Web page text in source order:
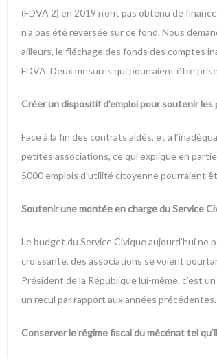
(FDVA 2) en 2019 n’ont pas obtenu de
n’a pas été reversée sur ce fond. Nous
ailleurs, le fléchage des fonds des comptes
FDVA. Deux mesures qui pourraient être
Créer un dispositif d’emploi pour soutenir
Face à la fin des contrats aidés, et à
petites associations, ce qui explique en
5000 emplois d’utilité citoyenne pourraient
Soutenir une montée en charge du Service
Le budget du Service Civique aujourd’hui ne
croissante, des associations se voient
Président de la République lui-même, c’est
un recul par rapport aux années précédentes.
Conserver le régime fiscal du mécénat tel